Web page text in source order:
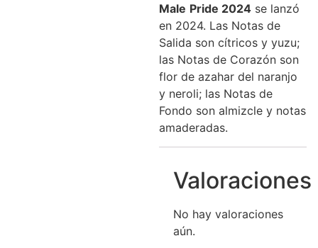
Male Pride 2024 se lanzó
en 2024. Las Notas de
Salida son cítricos y yuzu;
las Notas de Corazón son
flor de azahar del naranjo
y neroli; las Notas de
Fondo son almizcle y notas
amaderadas.
Valoraciones
No hay valoraciones
aún.